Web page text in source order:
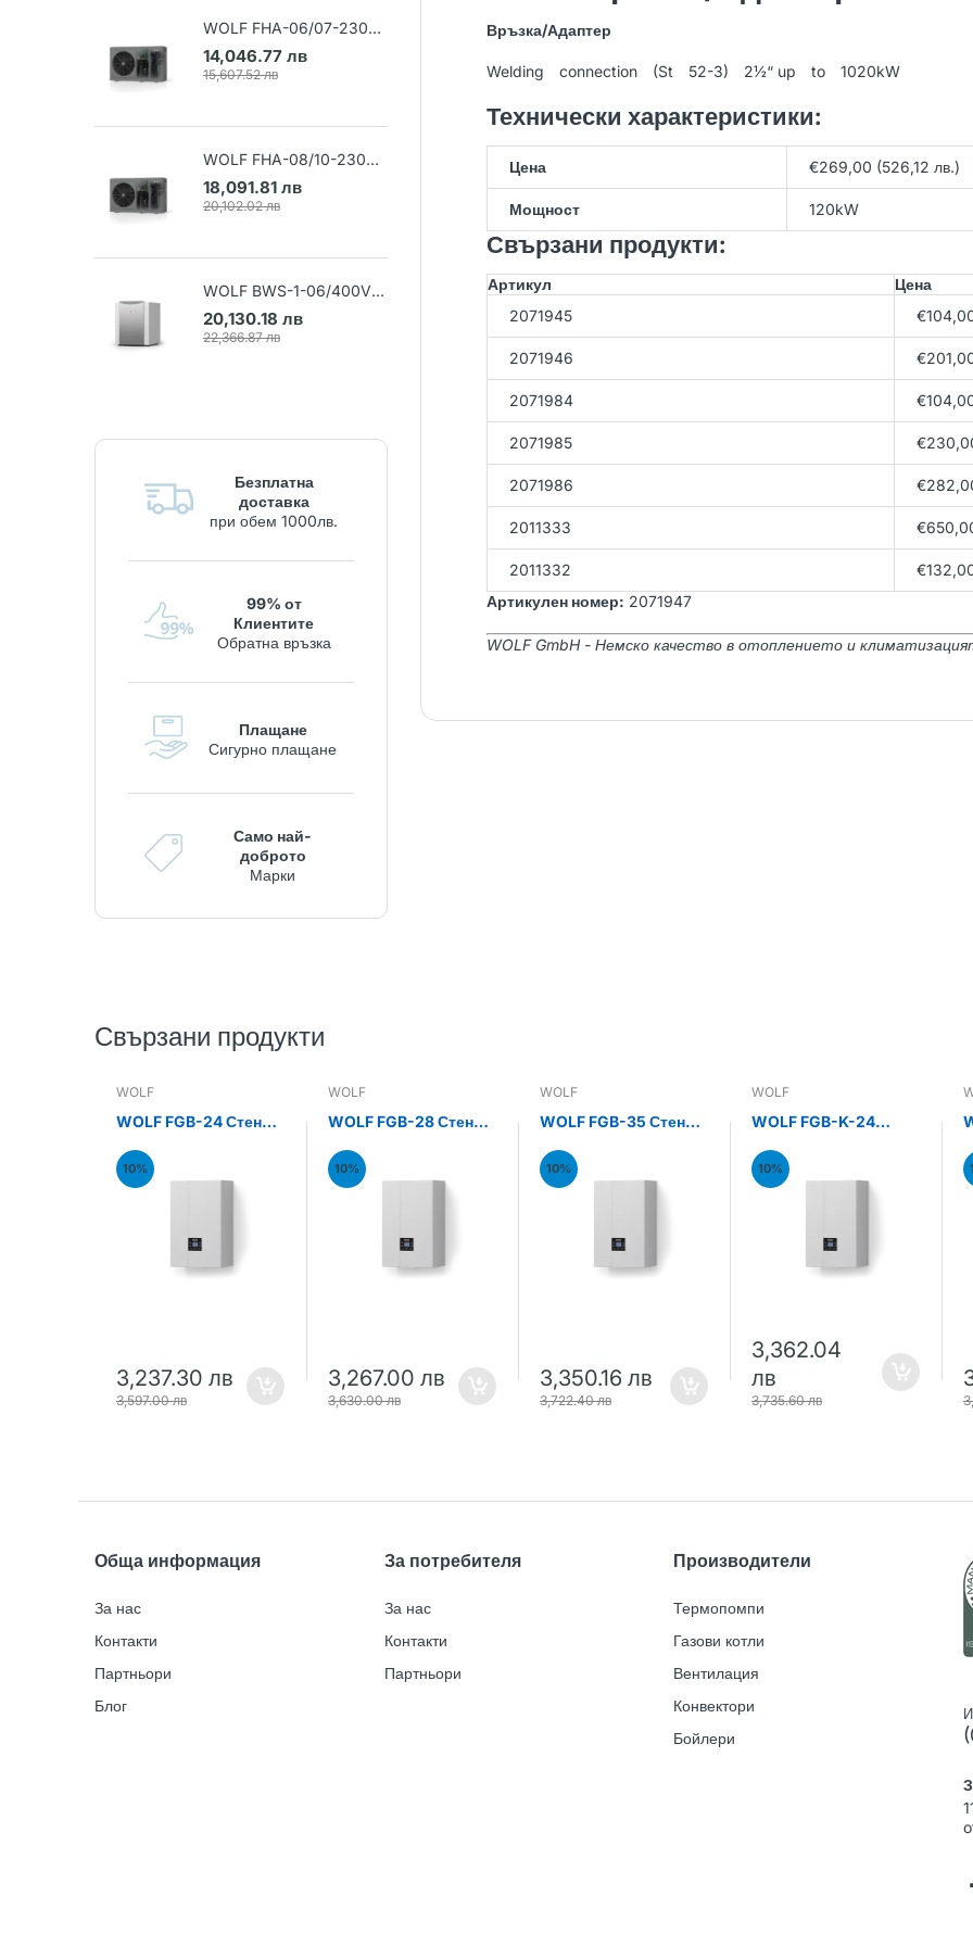
WOLF FHA-06/07-230V
Термопомпа въздух-вода
(Арт. 9148032)
14,046.77 лв
15,607.52 лв
WOLF FHA-08/10-230V
Термопомпа въздух-вода
(Арт. 9148033)
18,091.81 лв
20,102.02 лв
WOLF BWS-1-06/400V
Термопомпа земя-вода
(Арт. 9145384)
20,130.18 лв
22,366.87 лв
WOLF BWS-1-10/400V
(Арт. 9145386)
23,962.82 лв
WOLF BWW-1-07/400V
Термопомпа вода-вода
(Арт. 9146033)
23,150.77 лв
25,723.08 лв
WOLF BWW-1-11/400V
Термопомпа вода-вода
23,689.40 лв
26,321.56 лв
Безплатна
доставка
при обем 1000лв.
99% от
Клиентите
Обратна връзка
Плащане
Сигурно плащане
Само най-
доброто
Марки
Връзка/Адаптер
Welding connection (St 52-3) 2½“ up to 1020kW
Технически характеристики:
Цена €269,00 (526,12 лв.)
Мощност 120kW
Свързани продукти:
Артикул
Цена
2071945
2071946
2071984
2071985
2071986
2011333
2011332
Артикулен номер: 2071947
WOLF GmbH - Немско качество в отоплението и
Свързани продукти
WOLF
WOLF FGB-24 Стенен
котел 24kW
10%
3,237.30 лв
3,597.00 лв
WOLF
WOLF FGB-28 Стенен
котел 28kW
10%
3,267.00 лв
3,630.00 лв
WOLF
WOLF FGB-35 Стенен
котел 35kW
10%
3,350.16 лв
3,722.40 лв
WOLF
WOLF FGB-K-24
кондензен комби
котел 24kW
10%
3,362.04
лв
3,735.60 лв
Обща информация
За нас
Контакти
Партньори
Блог
За потребителя
За нас
Контакти
Партньори
Производители
Термопомпи
Газови котли
Вентилация
Конвектори
Бойлери